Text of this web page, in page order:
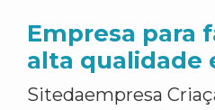
Empresa para
alta qualidade
Sitedaempresa